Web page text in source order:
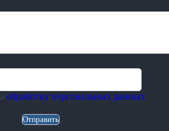
обработку персональных данных